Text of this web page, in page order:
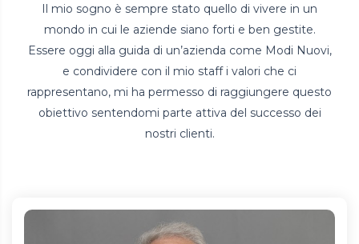
Il mio sogno è sempre stato quello di vivere in un
mondo in cui le aziende siano forti e ben gestite.
Essere oggi alla guida di un’azienda come Modi Nuovi,
e condividere con il mio staff i valori che ci
rappresentano, mi ha permesso di raggiungere questo
obiettivo sentendomi parte attiva del successo dei
nostri clienti.